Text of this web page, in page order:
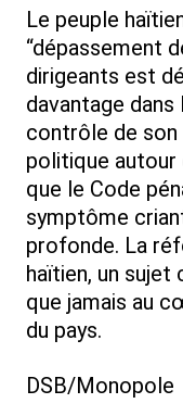
Le peuple
“dépassement
dirigeants est
davantage
contrôle de son
politique autour
que le Code
symptôme
profonde. La
haïtien, un
que jamais au
du pays.
DSB/Monopole